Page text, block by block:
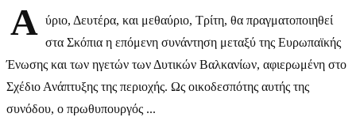
Α ύριο, Δευτέρα, και μεθαύριο, Τρίτη, θα πραγματοποιηθεί
στα Σκόπια η επόμενη συνάντηση μεταξύ της Ευρωπαϊκής
Ένωσης και των ηγετών των Δυτικών Βαλκανίων, αφιερωμένη στο
Σχέδιο Ανάπτυξης της περιοχής. Ως οικοδεσπότης αυτής της
συνόδου, ο πρωθυπουργός ...